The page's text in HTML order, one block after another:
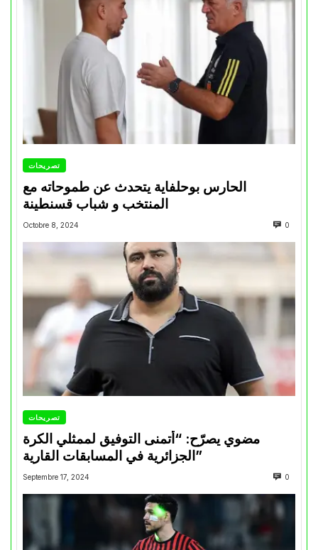
تصريحات
الحارس بوحلفاية يتحدث عن طموحاته مع
المنتخب و شباب قسنطينة
Octobre 8, 2024 0
تصريحات
مضوي يصرّح: “أتمنى التوفيق لممثلي الكرة
الجزائرية في المسابقات القارية”
Septembre 17, 2024 0